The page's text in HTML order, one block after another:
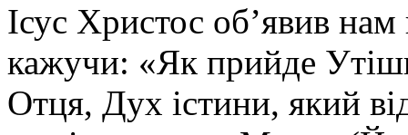
Ісус Христос об’явив
кажучи: «Як прийде
Отця, Дух істини, який